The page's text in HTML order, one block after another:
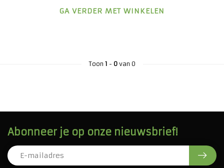
GA VERDER MET WINKELEN
Toon 1 - 0van 0
Abonneer je op onze nieuwsbrief!